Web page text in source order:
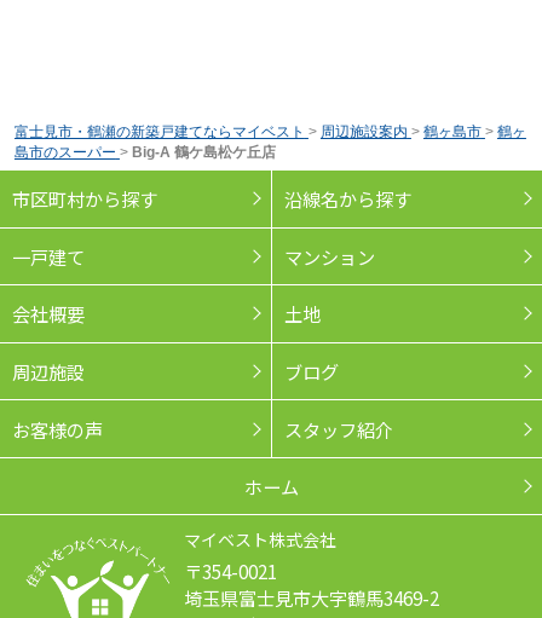
富士見市・鶴瀬の新築戸建てならマイベスト > 周辺施設案内 > 鶴ヶ島市 > 鶴ヶ
島市のスーパー > Big-A 鶴ケ島松ケ丘店
市区町村から探す 沿線名から探す
一戸建て マンション
会社概要 土地
周辺施設 ブログ
お客様の声 スタッフ紹介
ホーム
マイベスト株式会社
〒354-0021
埼玉県富士見市大字鶴馬3469-2